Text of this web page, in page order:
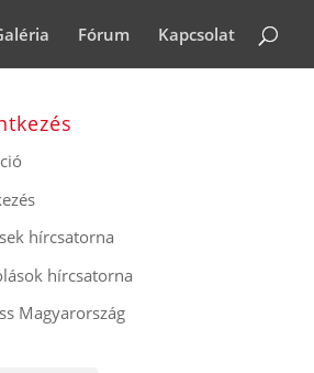
Fórum Kapcsolat
hírcsatorna
hírcsatorna
Magyarország